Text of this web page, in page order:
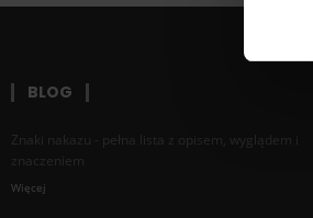
BLOG
Znaki nakazu - pełna lista z opisem, wyglądem i
znaczeniem
Więcej